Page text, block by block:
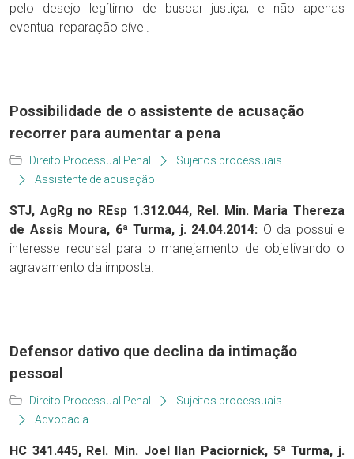
pelo desejo legítimo de buscar justiça, e não apenas
eventual reparação cível.
Possibilidade de o assistente de acusação
recorrer para aumentar a pena
Direito Processual Penal
Sujeitos processuais
Assistente de acusação
STJ, AgRg no REsp 1.312.044, Rel. Min. Maria Thereza
de Assis Moura, 6ª Turma, j. 24.04.2014: O da possui e
interesse recursal para o manejamento de objetivando o
agravamento da imposta.
Defensor dativo que declina da intimação
pessoal
Direito Processual Penal
Sujeitos processuais
Advocacia
HC 341.445, Rel. Min. Joel Ilan Paciornick, 5ª Turma, j.